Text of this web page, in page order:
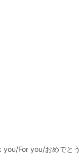
For you/おめでと